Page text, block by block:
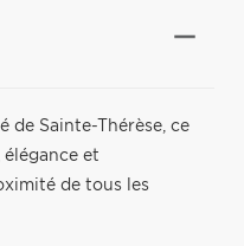
de Sainte-Thérèse, ce
et
de tous les